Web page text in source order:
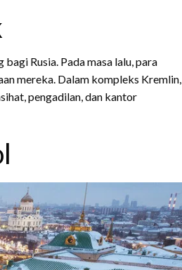
Rusia. Pada masa lalu, para
mereka. Dalam kompleks Kremlin,
pengadilan, dan kantor